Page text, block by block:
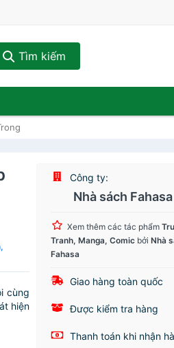
Tìm kiếm
cùng
hiện
Công ty:
Nhà sách Fahasa
Xem thêm các tác phẩm
Tranh, Manga, Comic bởiNhà
Fahasa
Giao hàng toàn quốc
Được kiểm tra hàng
Thanh toán khi nhận